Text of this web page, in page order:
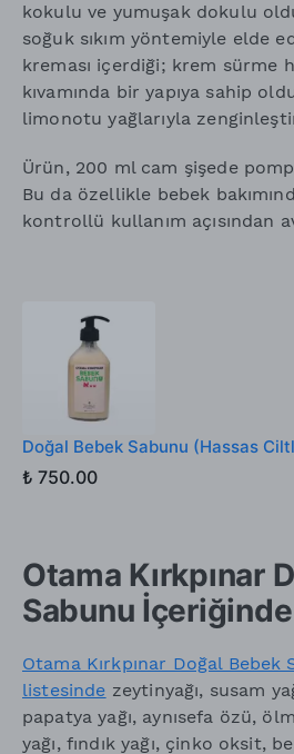
kokulu ve yumuşak dokulu
soğuk sıkım yöntemiyle elde
kreması içerdiği; krem sürme
kıvamında bir yapıya sahip
limonotu yağlarıyla
Ürün, 200 ml cam şişede
Bu da özellikle bebek
kontrollü kullanım açısından
Doğal Bebek Sabunu (Hassas
₺ 750.00
Otama Kırkpınar
Sabunu
Otama Kırkpınar Doğal Bebek
listesinde zeytinyağı, susam
papatya yağı, aynısefa özü,
yağı, fındık yağı, çinko oksit,